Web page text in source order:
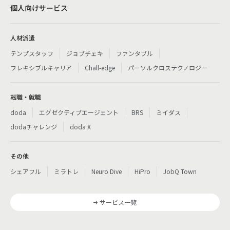
個人向けサービス
人材派遣
テンプスタッフ
ジョブチェキ
ファンタブル
フレキシブルキャリア
Chall-edge パーソルクロステクノロジー
転職・就職
doda
エグゼクティブエージェント BRS
ミイダス
dodaチャレンジ
doda X
その他
シェアフル
ミラトレ Neuro Dive HiPro JobQ Town
サービス一覧